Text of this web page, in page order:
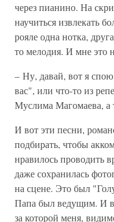
через пианино. На
научиться извлекать
рояле одна нотка,
то мелодия. И мне это
– Ну, давай, вот я
вас", или что-то из
Муслима Магомаева, а
И вот эти песни,
подбирать, чтобы
нравилось проводить
даже сохранилась
на сцене. Это был
Папа был ведущим. И
за которой меня,